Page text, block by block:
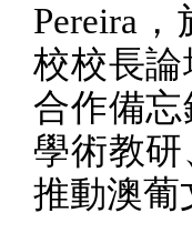
Pereira
校校長
合作備
學術教
推動澳葡